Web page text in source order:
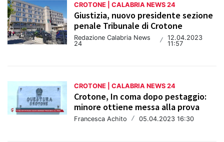
CROTONE | CALABRIA NEWS 24
Giustizia, nuovo presidente sezione
penale Tribunale di Crotone
Redazione Calabria News
24
/ 12.04.2023
11:57
CROTONE | CALABRIA NEWS 24
Crotone, In coma dopo pestaggio:
minore ottiene messa alla prova
Francesca Achito / 05.04.2023 16:30